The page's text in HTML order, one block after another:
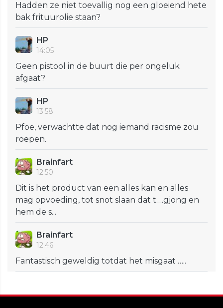
Hadden ze niet toevallig nog een gloeiend hete
bak frituurolie staan?
HP
14:05
Geen pistool in de buurt die per ongeluk
afgaat?
HP
13:58
Pfoe, verwachtte dat nog iemand racisme zou
roepen.
Brainfart
12:50
Dit is het product van een alles kan en alles
mag opvoeding, tot snot slaan dat t….gjong en
hem de s...
Brainfart
12:46
Fantastisch geweldig totdat het misgaat …..